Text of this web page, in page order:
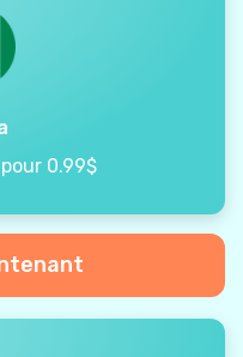
0.99$